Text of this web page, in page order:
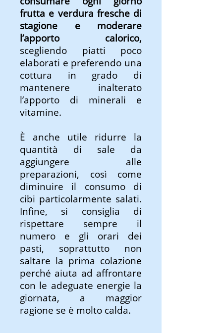
frutta e verdura fresche di
stagione e moderare
l’apporto calorico,
scegliendo piatti poco
elaborati e preferendo una
cottura in grado di
mantenere inalterato
l’apporto di minerali e
vitamine.
È anche utile ridurre la
quantità di sale da
aggiungere alle
preparazioni, così come
diminuire il consumo di
cibi particolarmente salati.
Infine, si consiglia di
rispettare sempre il
numero e gli orari dei
pasti, soprattutto non
saltare la prima colazione
perché aiuta ad affrontare
con le adeguate energie la
giornata, a maggior
ragione se è molto calda.